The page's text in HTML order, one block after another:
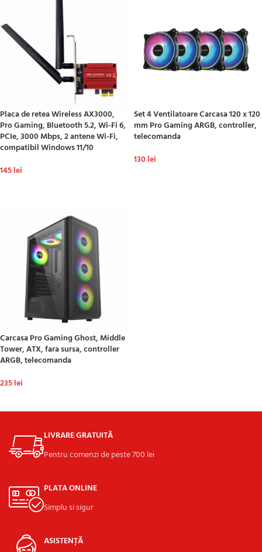
Placa de retea Wireless AX3000,
Pro Gaming, Bluetooth 5.2, Wi-Fi 6,
PCIe, 3000 Mbps, 2 antene Wi-Fi,
compatibil Windows 11/10
145lei
Set 4 Ventilatoare Carcasa 120 x 120
mm Pro Gaming ARGB, controller,
telecomanda
130 lei
Carcasa Pro Gaming Ghost, Middle
Tower, ATX, fara sursa, controller
ARGB, telecomanda
235lei
LIVRARE GRATUITĂ
Pentru comenzi de peste 700 lei
PLATA ONLINE
Simplu si sigur
ASISTENȚĂ